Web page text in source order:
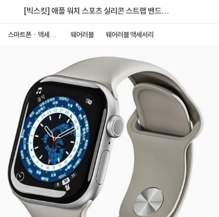
[빅스킷] 애플 워치 스포츠 실리콘 스트랩 밴드
스마트폰ㆍ액세서
웨어러블 웨어러블 액세서리